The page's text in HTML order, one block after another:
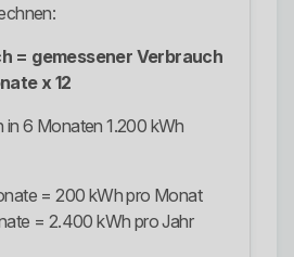
= gemessener Verbrauch
x 12
in 6 Monaten 1.200 kWh
= 200 kWh pro Monat
= 2.400 kWh pro Jahr